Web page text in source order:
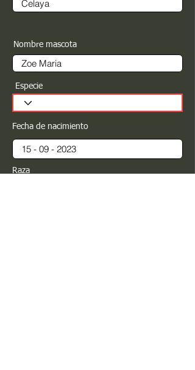
Nombre mascota
Especie
Fecha de nacimiento
Raza